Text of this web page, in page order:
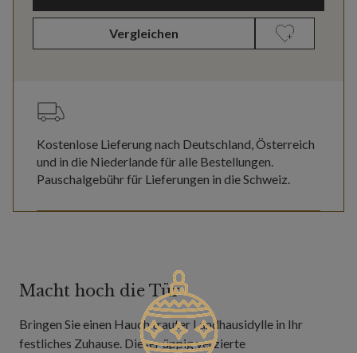
Vergleichen
Kostenlose Lieferung nach Deutschland, Österreich
und in die Niederlande für alle Bestellungen.
Pauschalgebühr für Lieferungen in die Schweiz.
Macht hoch die Tür
Bringen Sie einen Hauch trauter Landhausidylle in Ihr
festliches Zuhause. Dieser üppig verzierte